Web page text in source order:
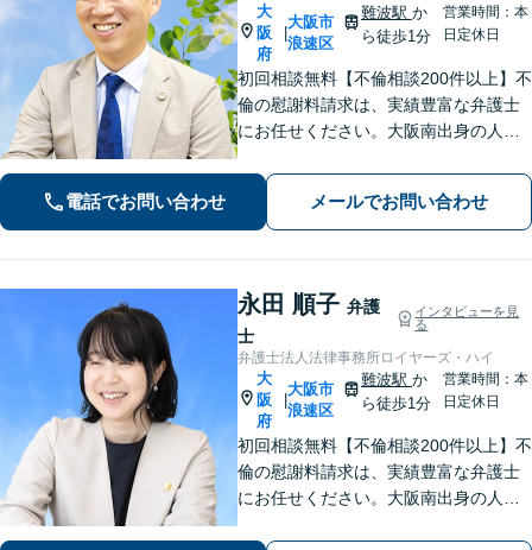
大
阪
府
大阪市
浪速区
難波駅 か
ら徒歩1分
営業時間：本
日定休日
初回相談無料【不倫相談200件以上】不
倫の慰謝料請求は、実績豊富な弁護士
にお任せください。大阪南出身の人情
通事故に遭われてお困りの方はお気軽
にお電話ください【当日／夜間／休日
の相談可】
電話でお問い合わせ メールでお問い合わせ
永田 順子 弁護
士
インタビューを見
る
弁護士法人法律事務所ロイヤーズ・ハイ
大
阪
府
大阪市
浪速区
難波駅 か
ら徒歩1分
営業時間：本
日定休日
初回相談無料【不倫相談200件以上】不
倫の慰謝料請求は、実績豊富な弁護士
にお任せください。大阪南出身の人情